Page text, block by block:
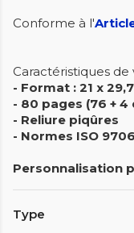
Conforme à l'
Caractéristiques de
- Format : 21 x
- 80 pages (76 + 4
- Reliure piqûres
- Normes ISO 9706
Personnalisation
Type